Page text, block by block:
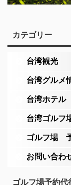
カテゴリー
台湾観光
台湾グルメ
台湾ホテル
台湾ゴルフ
ゴルフ場
お問い合わ
ゴルフ場予約代